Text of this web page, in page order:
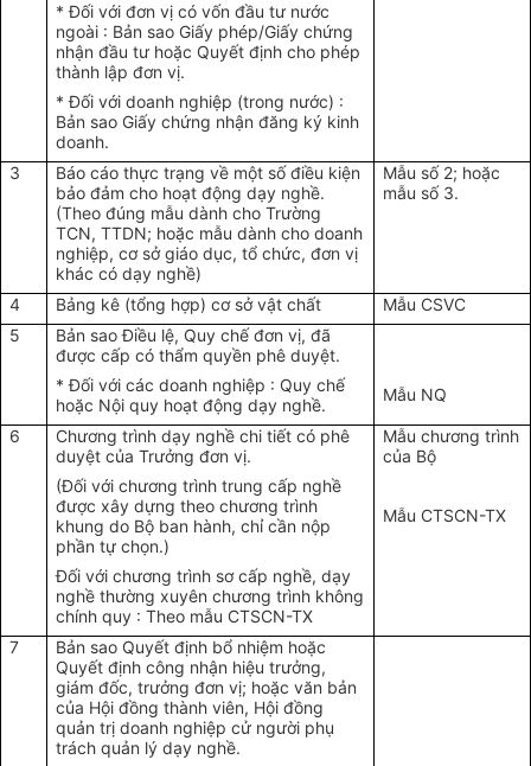
* Đối với đơn vị có vốn đầu tư nước
ngoài : Bản sao Giấy phép/Giấy chứng
nhận đầu tư hoặc Quyết định cho phép
thành lập đơn vị.
* Đối với doanh nghiệp (trong nước) :
Bản sao Giấy chứng nhận đăng ký kinh
doanh.
3
Báo cáo thực trạng về một số điều kiện
bảo đảm cho hoạt động dạy nghề.
(Theo đúng mẫu dành cho Trường
TCN, TTDN; hoặc mẫu dành cho doanh
nghiệp, cơ sở giáo dục, tổ chức, đơn vị
khác có dạy nghề)
Mẫu số 2; hoặc
mẫu số 3.
4 Bảng kê (tổng hợp) cơ sở vật chất
Mẫu CSVC
5
Bản sao Điều lệ, Quy chế đơn vị, đã
được cấp có thẩm quyền phê duyệt.
* Đối với các doanh nghiệp : Quy chế
hoặc Nội quy hoạt động dạy nghề.
Mẫu NQ
6
Chương trình dạy nghề chi tiết có phê
duyệt của Trưởng đơn vị.
(Đối với chương trình trung cấp nghề
được xây dựng theo chương trình
khung do Bộ ban hành, chỉ cần nộp
phần tự chọn.)
Đối với chương trình sơ cấp nghề, dạy
nghề thường xuyên chương trình không
chính quy : Theo mẫu CTSCN-TX
Mẫu chương trình
của Bộ
Mẫu CTSCN-TX
7
Bản sao Quyết định bổ nhiệm hoặc
Quyết định công nhận hiệu trưởng,
giám đốc, trưởng đơn vị; hoặc văn bản
của Hội đồng thành viên, Hội đồng
quản trị doanh nghiệp cử người phụ
trách quản lý dạy nghề.